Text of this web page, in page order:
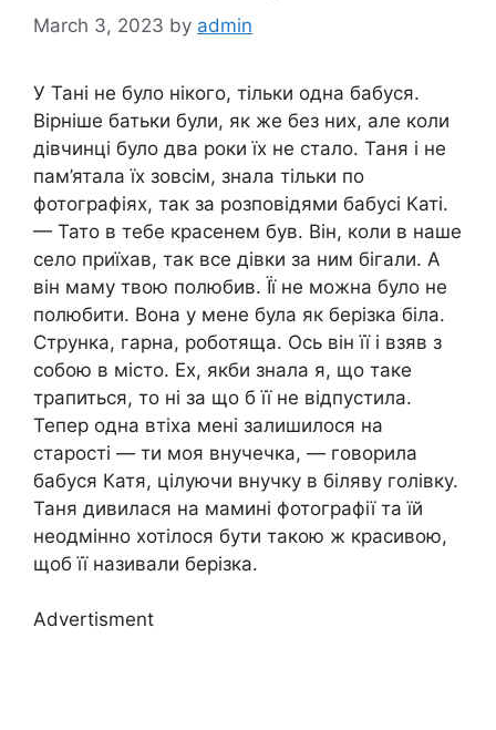
March 3, 2023 by admin
У Тані не було нікого, тільки одна бабуся.
Вірніше батьки були, як же без них, але коли
дівчинці було два роки їх не стало. Таня і не
пам’ятала їх зовсім, знала тільки по
фотографіях, так за розповідями бабусі Каті.
— Тато в тебе красенем був. Він, коли в наше
село приїхав, так все дівки за ним бігали. А
він маму твою полюбив. Її не можна було не
полюбити. Вона у мене була як берізка біла.
Струнка, гарна, роботяща. Ось він її і взяв з
собою в місто. Ех, якби знала я, що таке
трапиться, то ні за що б її не відпустила.
Тепер одна втіха мені залишилося на
старості — ти моя внучечка, — говорила
бабуся Катя, цілуючи внучку в біляву голівку.
Таня дивилася на мамині фотографії та їй
неодмінно хотілося бути такою ж красивою,
щоб її називали берізка.
Advertisment